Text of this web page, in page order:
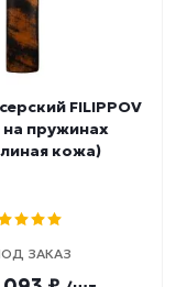
FILIPPOV
на пружинах
кожа)
ЗАКАЗ